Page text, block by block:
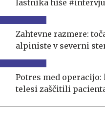
lastnika hiše #intervju
Zahtevne razmere:
alpiniste v severni
Potres med
telesi zaščitili